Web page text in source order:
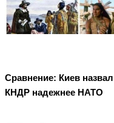
Сравнение: Киев назвал
КНДР надежнее НАТО